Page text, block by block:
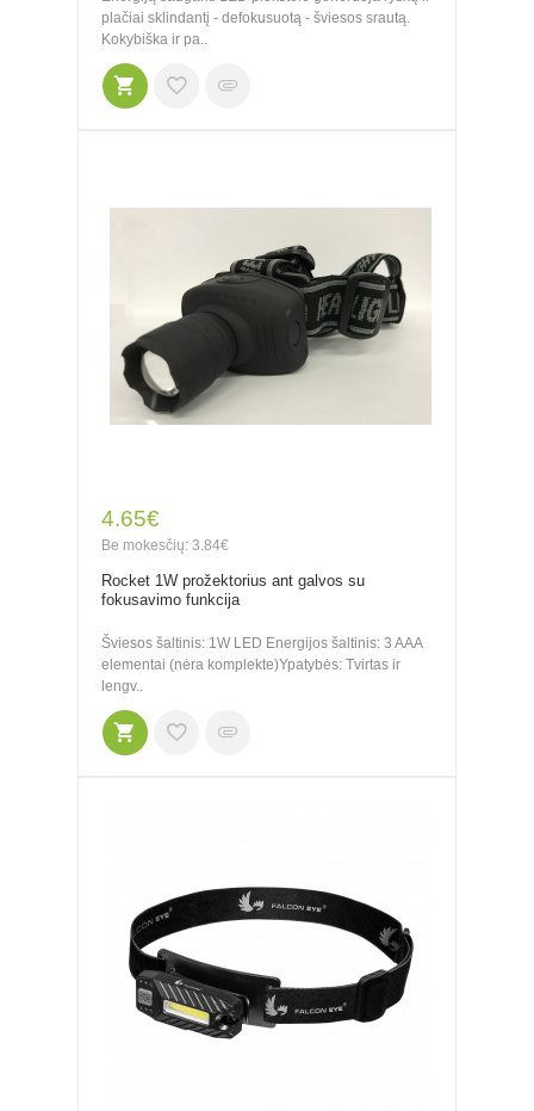
plačiai sklindantį - defokusuotą - šviesos srautą.
Kokybiška ir pa..
4.65€
Be mokesčių: 3.84€
Rocket 1W prožektorius ant galvos su
fokusavimo funkcija
Šviesos šaltinis: 1W LED Energijos šaltinis: 3 AAA
elementai (nėra komplekte)Ypatybės: Tvirtas ir
lengv..